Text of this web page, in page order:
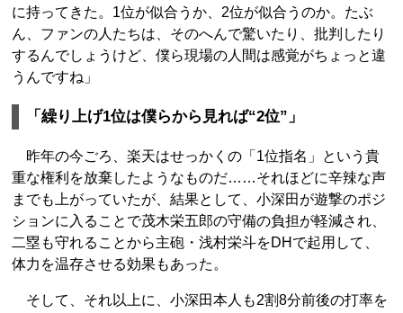
に持ってきた。1位が似合うか、2位が似合うのか。たぶ
ん、ファンの人たちは、そのへんで驚いたり、批判したり
するんでしょうけど、僕ら現場の人間は感覚がちょっと違
うんですね」
「繰り上げ1位は僕らから見れば“2位”」
昨年の今ごろ、楽天はせっかくの「1位指名」という貴
重な権利を放棄したようなものだ……それほどに辛辣な声
までも上がっていたが、結果として、小深田が遊撃のポジ
ションに入ることで茂木栄五郎の守備の負担が軽減され、
二塁も守れることから主砲・浅村栄斗をDHで起用して、
体力を温存させる効果もあった。
そして、それ以上に、小深田本人も2割8分前後の打率を